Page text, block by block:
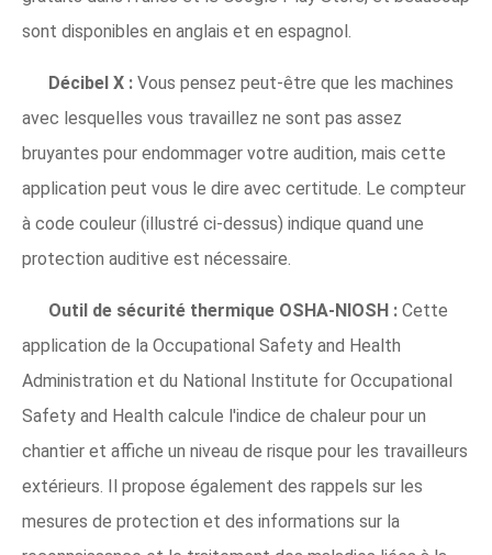
sont disponibles en anglais et en espagnol.
Décibel X : Vous pensez peut-être que les machines
avec lesquelles vous travaillez ne sont pas assez
bruyantes pour endommager votre audition, mais cette
application peut vous le dire avec certitude. Le compteur
à code couleur (illustré ci-dessus) indique quand une
protection auditive est nécessaire.
Outil de sécurité thermique OSHA-NIOSH : Cette
application de la Occupational Safety and Health
Administration et du National Institute for Occupational
Safety and Health calcule l'indice de chaleur pour un
chantier et affiche un niveau de risque pour les travailleurs
extérieurs. Il propose également des rappels sur les
mesures de protection et des informations sur la